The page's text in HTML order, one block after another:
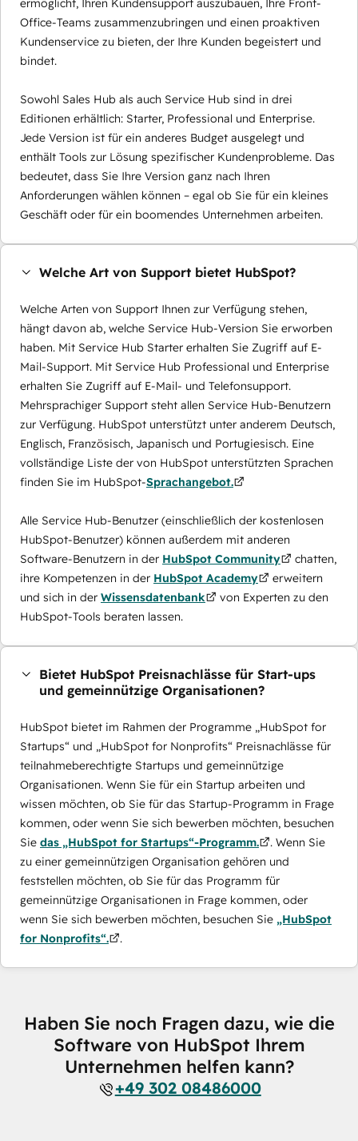
ermöglicht, Ihren Kundensupport auszubauen, Ihre Front-
Office-Teams zusammenzubringen und einen proaktiven
Kundenservice zu bieten, der Ihre Kunden begeistert und
bindet.
Sowohl Sales Hub als auch Service Hub sind in drei
Editionen erhältlich: Starter, Professional und Enterprise.
Jede Version ist für ein anderes Budget ausgelegt und
enthält Tools zur Lösung spezifischer Kundenprobleme. Das
bedeutet, dass Sie Ihre Version ganz nach Ihren
Anforderungen wählen können – egal ob Sie für ein kleines
Geschäft oder für ein boomendes Unternehmen arbeiten.
Welche Art von Support bietet HubSpot?
Welche Arten von Support Ihnen zur Verfügung stehen,
hängt davon ab, welche Service Hub-Version Sie erworben
haben. Mit Service Hub Starter erhalten Sie Zugriff auf E-
Mail-Support. Mit Service Hub Professional und Enterprise
erhalten Sie Zugriff auf E-Mail- und Telefonsupport.
Mehrsprachiger Support steht allen Service Hub-Benutzern
zur Verfügung. HubSpot unterstützt unter anderem Deutsch,
Englisch, Französisch, Japanisch und Portugiesisch. Eine
vollständige Liste der von HubSpot unterstützten Sprachen
finden Sie im HubSpot-Sprachangebot.
Alle Service Hub-Benutzer (einschließlich der kostenlosen
HubSpot-Benutzer) können außerdem mit anderen
Software-Benutzern in der HubSpot Community
chatten,
ihre Kompetenzen in der HubSpot Academy
erweitern
und sich in der Wissensdatenbank
von Experten zu den
HubSpot-Tools beraten lassen.
Bietet HubSpot Preisnachlässe für Start-ups
und gemeinnützige Organisationen?
HubSpot bietet im Rahmen der Programme „HubSpot for
Startups“ und „HubSpot for Nonprofits“ Preisnachlässe für
teilnahmeberechtigte Startups und gemeinnützige
Organisationen. Wenn Sie für ein Startup arbeiten und
wissen möchten, ob Sie für das Startup-Programm in Frage
kommen, oder wenn Sie sich bewerben möchten, besuchen
Sie das „HubSpot for Startups“-Programm.
. Wenn Sie
zu einer gemeinnützigen Organisation gehören und
feststellen möchten, ob Sie für das Programm für
gemeinnützige Organisationen in Frage kommen, oder
wenn Sie sich bewerben möchten, besuchen Sie „HubSpot
for Nonprofits“.
.
Haben Sie noch Fragen dazu, wie die
Software von HubSpot Ihrem
Unternehmen helfen kann?
+49 302 08486000